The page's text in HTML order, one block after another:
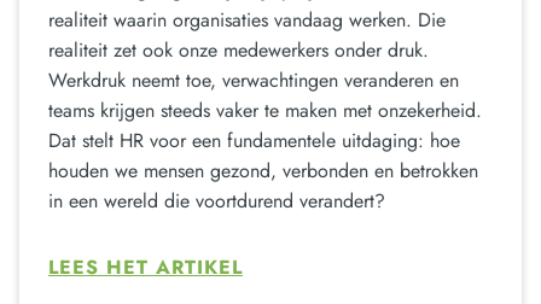
realiteit waarin organisaties vandaag werken. Die
realiteit zet ook onze medewerkers onder druk.
Werkdruk neemt toe, verwachtingen veranderen en
teams krijgen steeds vaker te maken met onzekerheid.
Dat stelt HR voor een fundamentele uitdaging: hoe
houden we mensen gezond, verbonden en betrokken
in een wereld die voortdurend verandert?
LEES HET ARTIKEL